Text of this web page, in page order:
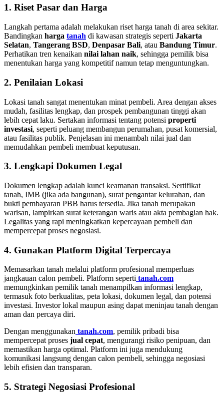
1. Riset Pasar dan Harga
Langkah pertama adalah melakukan riset harga tanah di area sekitar.
Bandingkan harga tanah di kawasan strategis seperti Jakarta
Selatan, Tangerang BSD, Denpasar Bali, atau Bandung Timur.
Perhatikan tren kenaikan nilai lahan naik, sehingga pemilik bisa
menentukan harga yang kompetitif namun tetap menguntungkan.
2. Penilaian Lokasi
Lokasi tanah sangat menentukan minat pembeli. Area dengan akses
mudah, fasilitas lengkap, dan prospek pembangunan tinggi akan
lebih cepat laku. Sertakan informasi tentang potensi properti
investasi, seperti peluang membangun perumahan, pusat komersial,
atau fasilitas publik. Penjelasan ini menambah nilai jual dan
memudahkan pembeli membuat keputusan.
3. Lengkapi Dokumen Legal
Dokumen lengkap adalah kunci keamanan transaksi. Sertifikat
tanah, IMB (jika ada bangunan), surat pengantar kelurahan, dan
bukti pembayaran PBB harus tersedia. Jika tanah merupakan
warisan, lampirkan surat keterangan waris atau akta pembagian hak.
Legalitas yang rapi meningkatkan kepercayaan pembeli dan
mempercepat proses negosiasi.
4. Gunakan Platform Digital Terpercaya
Memasarkan tanah melalui platform profesional memperluas
jangkauan calon pembeli. Platform seperti tanah.com
memungkinkan pemilik tanah menampilkan informasi lengkap,
termasuk foto berkualitas, peta lokasi, dokumen legal, dan potensi
investasi. Investor lokal maupun asing dapat meninjau tanah dengan
aman dan percaya diri.
Dengan menggunakan tanah.com, pemilik pribadi bisa
mempercepat proses jual cepat, mengurangi risiko penipuan, dan
memastikan harga optimal. Platform ini juga mendukung
komunikasi langsung dengan calon pembeli, sehingga negosiasi
lebih efisien dan transparan.
5. Strategi Negosiasi Profesional